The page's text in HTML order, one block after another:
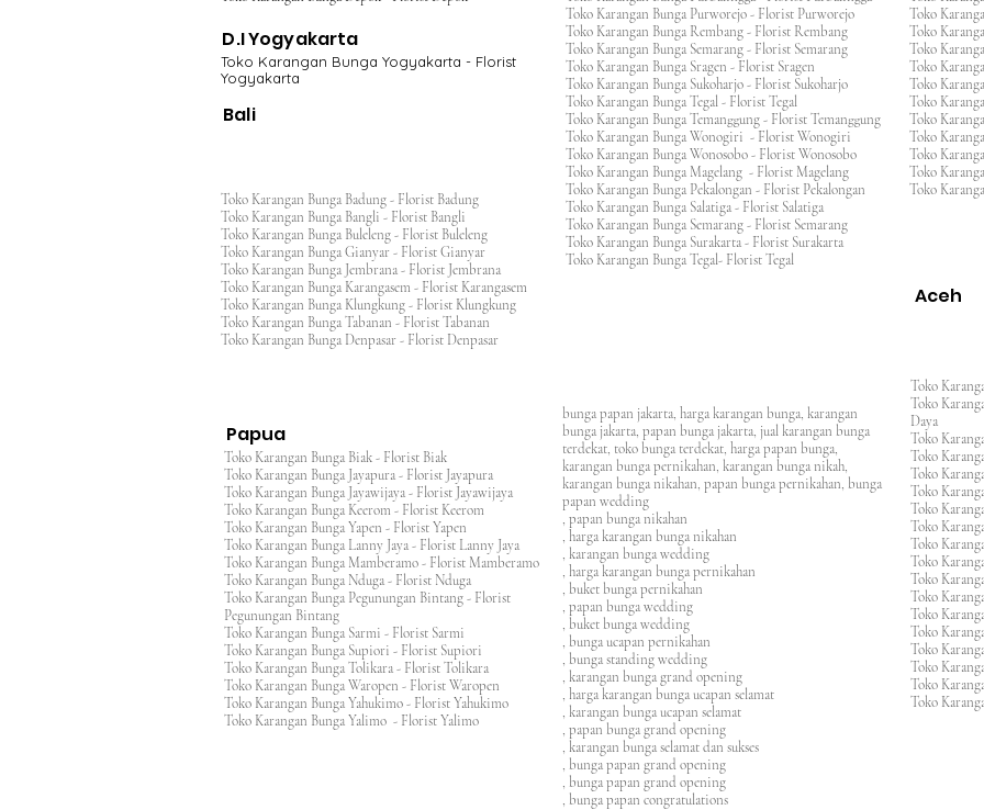
D.I Yogyakarta
Toko Karangan Bunga Yogyakarta - Florist
Yogyakarta
Bali
Toko Karangan Bunga Badung - Florist Badung
Toko Karangan Bunga Bangli - Florist Bangli
Toko Karangan Bunga Buleleng - Florist Buleleng
Toko Karangan Bunga Gianyar - Florist Gianyar
Toko Karangan Bunga Jembrana - Florist Jembrana
Toko Karangan Bunga Karangasem - Florist Karangasem
Toko Karangan Bunga Klungkung - Florist Klungkung
Toko Karangan Bunga Tabanan - Florist Tabanan
Toko Karangan Bunga Denpasar - Florist Denpasar
Toko Karangan Bunga Purworejo - Florist Purworejo
Toko Karangan Bunga Rembang - Florist Rembang
Toko Karangan Bunga Semarang - Florist Semarang
Toko Karangan Bunga Sragen - Florist Sragen
Toko Karangan Bunga Sukoharjo - Florist Sukoharjo
Toko Karangan Bunga Tegal - Florist Tegal
Toko Karangan Bunga Temanggung - Florist Temanggung
Toko Karangan Bunga Wonogiri - Florist Wonogiri
Toko Karangan Bunga Wonosobo - Florist Wonosobo
Toko Karangan Bunga Magelang - Florist Magelang
Toko Karangan Bunga Pekalongan - Florist Pekalongan
Toko Karangan Bunga Salatiga - Florist Salatiga
Toko Karangan Bunga Semarang - Florist Semarang
Toko Karangan Bunga Surakarta - Florist Surakarta
Toko Karangan Bunga Tegal- Florist Tegal
Toko
Toko
Toko
Toko
Toko
Toko
Toko
Toko
Toko
Toko
Toko
Aceh
Papua
Toko Karangan Bunga Biak - Florist Biak
Toko Karangan Bunga Jayapura - Florist Jayapura
Toko Karangan Bunga Jayawijaya - Florist Jayawijaya
Toko Karangan Bunga Keerom - Florist Keerom
Toko Karangan Bunga Yapen - Florist Yapen
Toko Karangan Bunga Lanny Jaya - Florist Lanny Jaya
Toko Karangan Bunga Mamberamo - Florist Mamberamo
Toko Karangan Bunga Nduga - Florist Nduga
Toko Karangan Bunga Pegunungan Bintang - Florist
Pegunungan Bintang
Toko Karangan Bunga Sarmi - Florist Sarmi
Toko Karangan Bunga Supiori - Florist Supiori
Toko Karangan Bunga Tolikara - Florist Tolikara
Toko Karangan Bunga Waropen - Florist Waropen
Toko Karangan Bunga Yahukimo - Florist Yahukimo
Toko Karangan Bunga Yalimo - Florist Yalimo
bunga papan jakarta, harga karangan bunga, karangan
bunga jakarta, papan bunga jakarta, jual karangan bunga
terdekat, toko bunga terdekat, harga papan bunga,
karangan bunga pernikahan, karangan bunga nikah,
karangan bunga nikahan, papan bunga pernikahan, bunga
papan wedding
, papan bunga nikahan
, harga karangan bunga nikahan
, karangan bunga wedding
, harga karangan bunga pernikahan
, buket bunga pernikahan
, papan bunga wedding
, buket bunga wedding
, bunga ucapan pernikahan
, bunga standing wedding
, karangan bunga grand opening
, harga karangan bunga ucapan selamat
, karangan bunga ucapan selamat
, papan bunga grand opening
, karangan bunga selamat dan sukses
, bunga papan grand opening
, bunga papan grand opening
, bunga papan congratulations
Toko
Toko
Daya
Toko
Toko
Toko
Toko
Toko
Toko
Toko
Toko
Toko
Toko
Toko
Toko
Toko
Toko
Toko
Toko